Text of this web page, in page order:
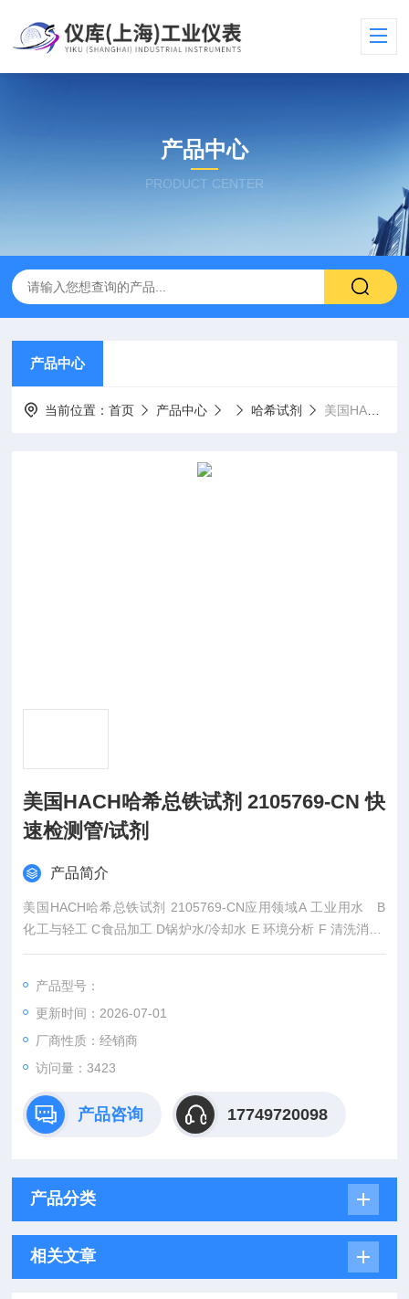
产品中心
PRODUCT CENTER
产品中心
当前位置：首页 产品中心 哈希试剂 美国HACH哈希总铁试剂 2105769-CN 快速检测管/试剂
美国HACH哈希总铁试剂 2105769-CN 快
速检测管/试剂
产品简介
美国HACH哈希总铁试剂 2105769-CN应用领域A 工业用水 B
化工与轻工 C食品加工 D锅炉水/冷却水 E 环境分析 F 清洗消毒/
卫生防疫 G游泳池
产品型号：
更新时间：2026-07-01
厂商性质：经销商
访问量：3423
产品咨询 17749720098
产品分类
相关文章